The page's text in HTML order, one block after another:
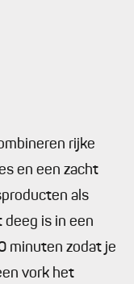
rijke
en een zacht
als
deeg is in een
minuten zodat je
vork het